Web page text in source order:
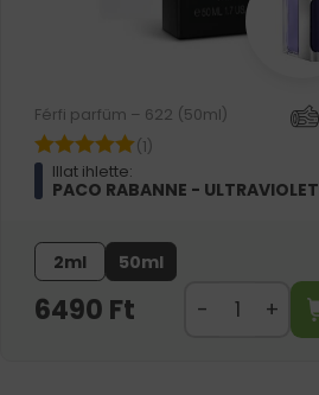
Férfi parfüm – 622 (50ml)
(1)
Illat ihlette:
PACO RABANNE - ULTRAVIOLET
2ml 50ml
6490 Ft